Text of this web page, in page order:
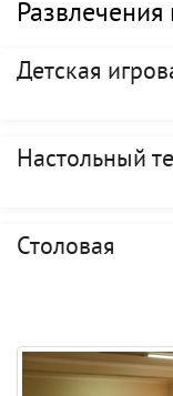
Развлечения
Детская
Настольный
Столовая